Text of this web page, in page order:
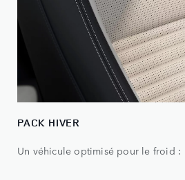
PACK HIVER
Un véhicule optimisé pour le froid :